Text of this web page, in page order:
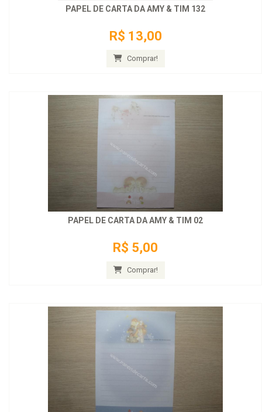
PAPEL DE CARTA DA AMY & TIM 132
R$ 13,00
Comprar!
PAPEL DE CARTA DA AMY & TIM 02
R$ 5,00
Comprar!